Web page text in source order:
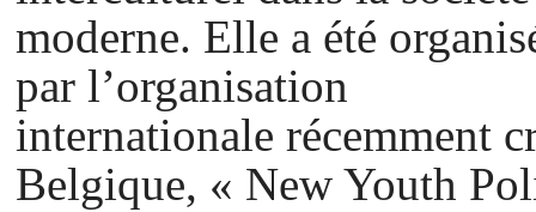
moderne. Elle a été
par l’organisation
internationale récemment
Belgique, « New Youth